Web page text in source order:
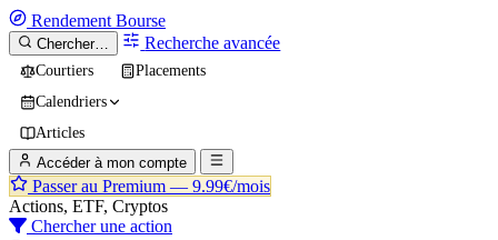
Rendement Bourse
Chercher… Recherche avancée
Courtiers
Placements
Calendriers
Articles
Accéder à mon compte
Passer au Premium — 9.99€/mois
Actions, ETF, Cryptos
Chercher une action